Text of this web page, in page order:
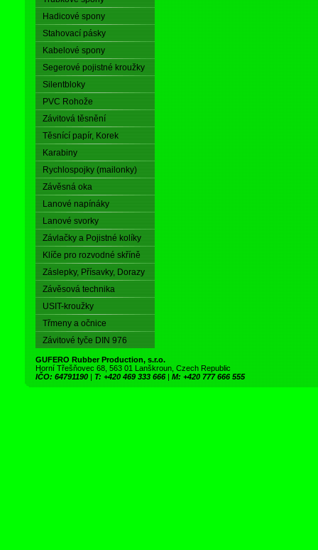
Hadicové spony
Stahovací pásky
Kabelové spony
Segerové pojistné kroužky
Silentbloky
PVC Rohože
Závitová těsnění
Těsnící papír, Korek
Karabiny
Rychlospojky (mailonky)
Závěsná oka
Lanové napínáky
Lanové svorky
Závlačky a Pojistné kolíky
Klíče pro rozvodné skříně
Záslepky, Přísavky, Dorazy
Závěsová technika
USIT-kroužky
Třmeny a očnice
Závitové tyče DIN 976
GUFERO Rubber Production, s.r.o.
Horní Třešňovec 68, 563 01 Lanškroun, Czech Republic
IČO: 64791190 | T: +420 469 333 666 | M: +420 777 666 555